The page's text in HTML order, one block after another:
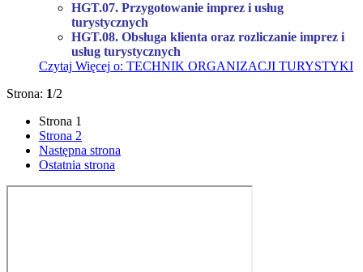
HGT.07. Przygotowanie imprez i usług
turystycznych
HGT.08. Obsługa klienta oraz rozliczanie imprez i
usług turystycznych
Czytaj Więcej o: TECHNIK ORGANIZACJI TURYSTYKI
Strona: 1/2
Strona 1
Strona 2
Następna strona
Ostatnia strona